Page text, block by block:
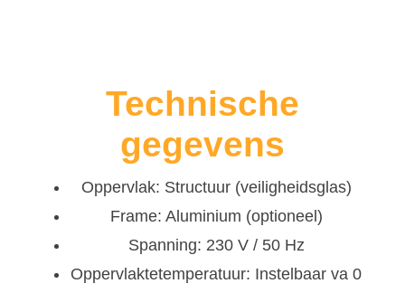
Technische
gegevens
Oppervlak: Structuur (veiligheidsglas)
Frame: Aluminium (optioneel)
Spanning: 230 V / 50 Hz
Oppervlaktetemperatuur: Instelbaar va 0